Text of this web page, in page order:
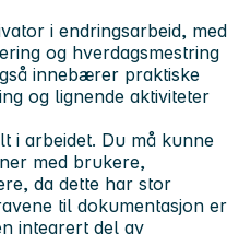
i endringsarbeid, med
og hverdagsmestring
innebærer praktiske
og lignende aktiviteter
i arbeidet. Du må kunne
med brukere,
da dette har stor
til dokumentasjon er
integrert del av